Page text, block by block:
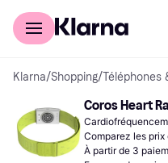
Acheter avec Klarna
Klarna/Shopping/Téléphones
Coros Heart
Comparez les prix
À partir de 3